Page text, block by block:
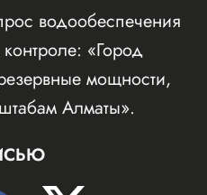
водообеспечения
«Город
мощности,
Алматы».